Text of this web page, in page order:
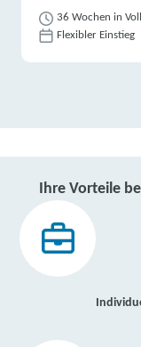
36 Wochen in
Flexibler Einstieg
Ihre Vorteile